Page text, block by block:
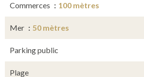
Commerces 100 mètres
Mer 50 mètres
Parking public
Plage